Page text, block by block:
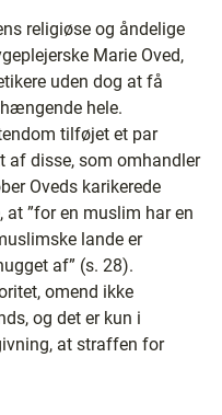
religiøse og åndelige
Marie Oved,
uden dog at få
hele.
tilføjet et par
af disse, som omhandler
Oveds karikerede
”for en muslim har en
lande er
af” (s. 28).
omend ikke
og det er kun i
at straffen for